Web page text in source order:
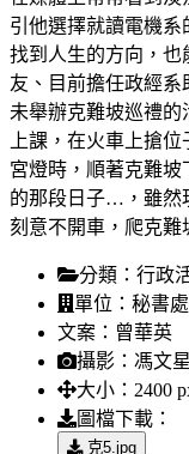
引他選擇就讀電機
找到人生的方向，也
友、目前擔任政經系
未舉辦克難坡巡禮的
上課，在火車上搶
宮燈時，順著克難
的那段日子…，雖然
刻意不開車，爬克難
分類： 行政
單位： 秘書處
文案： 曾華英
攝影： 馮文星
大小： 2400
圖檔下載：
克5.jpg